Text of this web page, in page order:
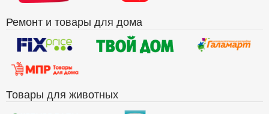
Ремонт и товары для дома
Товары для животных